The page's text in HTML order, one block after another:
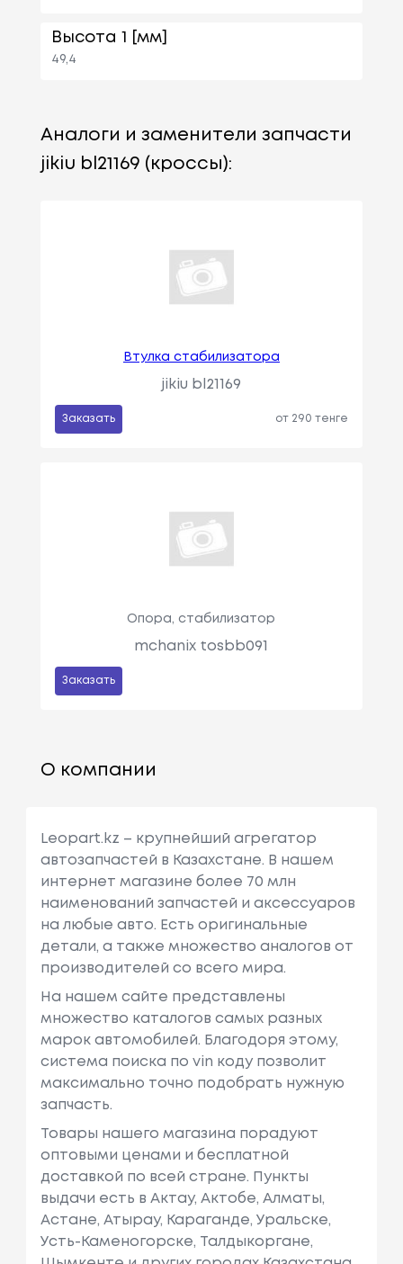
Высота 1 [мм]
49,4
Аналоги и заменители запчасти
jikiu bl21169 (кроссы):
Втулка стабилизатора
jikiu bl21169
Заказать от 290 тенге
Опора, стабилизатор
mchanix tosbb091
Заказать
О компании
Leopart.kz – крупнейший агрегатор
автозапчастей в Казахстане. В нашем
интернет магазине более 70 млн
наименований запчастей и аксессуаров
на любые авто. Есть оригинальные
детали, а также множество аналогов от
производителей со всего мира.
На нашем сайте представлены
множество каталогов самых разных
марок автомобилей. Благодоря этому,
система поиска по vin коду позволит
максимально точно подобрать нужную
запчасть.
Товары нашего магазина порадуют
оптовыми ценами и бесплатной
доставкой по всей стране. Пункты
выдачи есть в Актау, Актобе, Алматы,
Астане, Атырау, Караганде, Уральске,
Усть-Каменогорске, Талдыкоргане,